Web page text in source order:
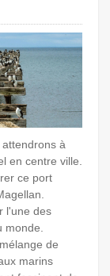
à
en centre ville.
ce port
l'une des
de
marins